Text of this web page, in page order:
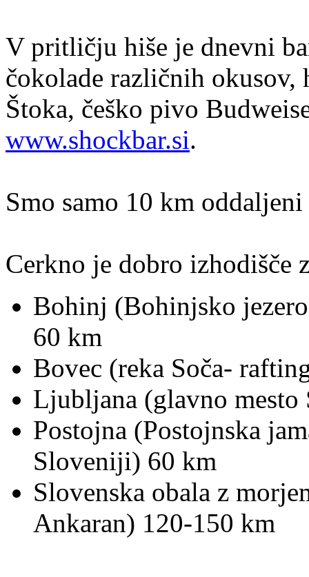
V pritličju hiše je dnevni
čokolade različnih
Štoka, češko pivo
www.shockbar.si.
Smo samo 10 km
Cerkno je dobro izhodišče
Bohinj (Bohinjsko
60 km
Bovec (reka Soča-
Ljubljana (glavno
Postojna (Postojnska
Sloveniji) 60 km
Slovenska obala z
Ankaran) 120-150 km